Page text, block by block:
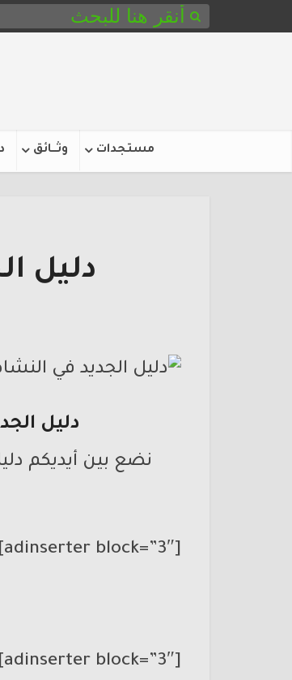
مستجدات وثـــائق
دليل
دليل
نضع بين أيديكم
[adinserter block=”3″]
[adinserter block=”3″]